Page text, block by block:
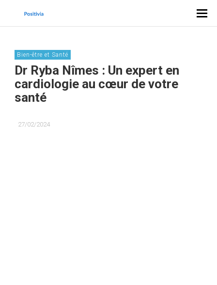
Bien-être et Santé
Dr Ryba Nîmes : Un expert en
cardiologie au cœur de votre
santé
27/02/2024